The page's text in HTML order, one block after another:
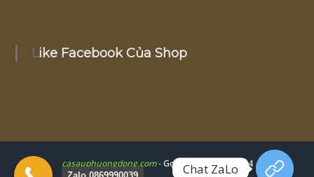
Like Facebook Của Shop
casauphuongdong.com-Gọi Ngay: 0979077904
Chat ZaLo